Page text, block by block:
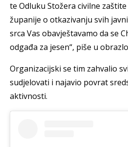
te Odluku Stožera civilne
županije o otkazivanju svih
srca Vas obavještavamo da se
odgađa za jesen“, piše u
Organizacijski se tim zahvalio
sudjelovati i najavio povrat
aktivnosti.